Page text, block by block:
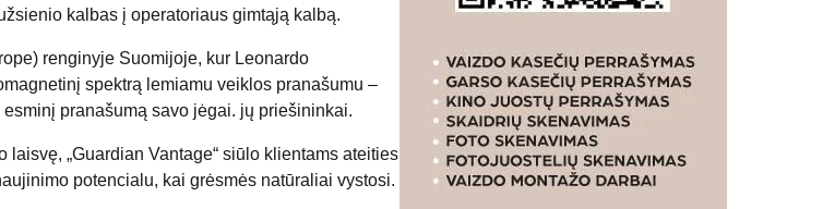
kalbas į operatoriaus gimtąją kalbą.
renginyje Suomijoje, kur Leonardo
spektrą lemiamu veiklos pranašumu –
pranašumą savo jėgai. jų priešininkai.
„Guardian Vantage“ siūlo klientams ateities
potencialu, kai grėsmės natūraliai vystosi.